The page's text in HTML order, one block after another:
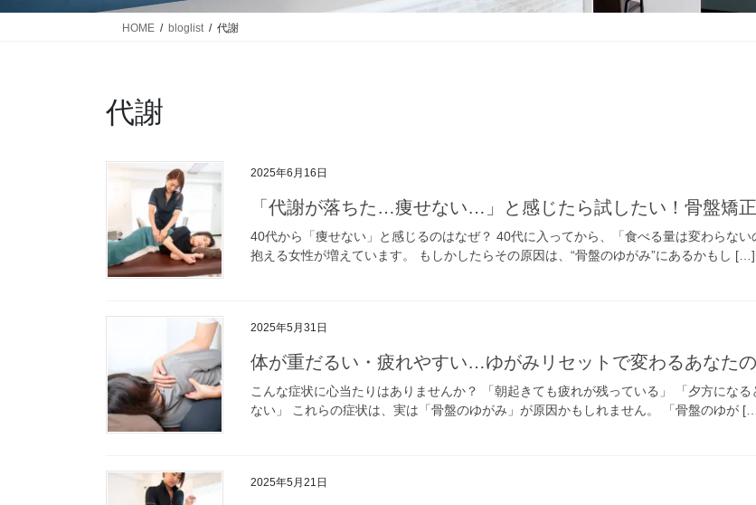
HOME bloglist 代謝
代謝
2025年6月16日
「代謝が落ちた…痩せない…」と感じたら試したい！骨盤矯
40代から「痩せない」と感じるのはなぜ？ 40代に入ってから、「食べる量は変わらな
抱える女性が増えています。 もしかしたらその原因は、“骨盤のゆがみ”にあるかもし […]
2025年5月31日
体が重だるい・疲れやすい…ゆがみリセットで変わるあなた
こんな症状に心当たりはありませんか？ 「朝起きても疲れが残っている」 「夕方にな
ない」 これらの症状は、実は「骨盤のゆがみ」が原因かもしれません。 「骨盤のゆが
2025年5月21日